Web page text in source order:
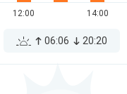
12:00 14:00
06:06 20:20